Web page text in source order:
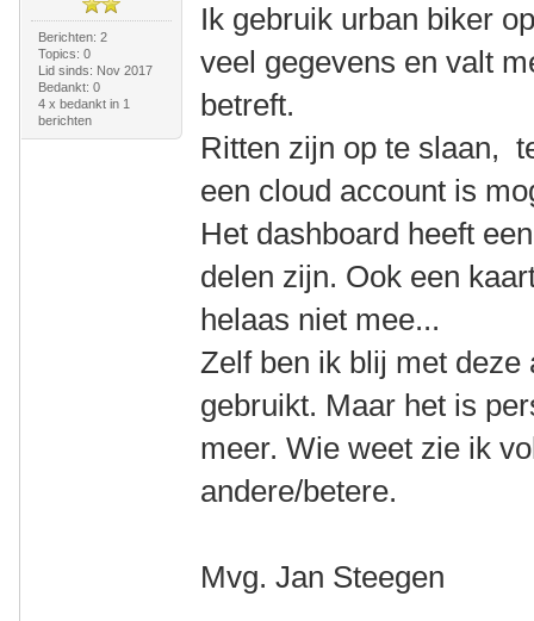
Berichten: 2
Topics: 0
Lid sinds: Nov 2017
Bedankt: 0
4 x bedankt in 1
berichten
Ik gebruik urban biker
veel gegevens en valt
betreft.
Ritten zijn op te slaan,
een cloud account is
Het dashboard heeft
delen zijn. Ook een
helaas niet mee...
Zelf ben ik blij met deze
gebruikt. Maar het is
meer. Wie weet zie ik
andere/betere.
Mvg. Jan Steegen